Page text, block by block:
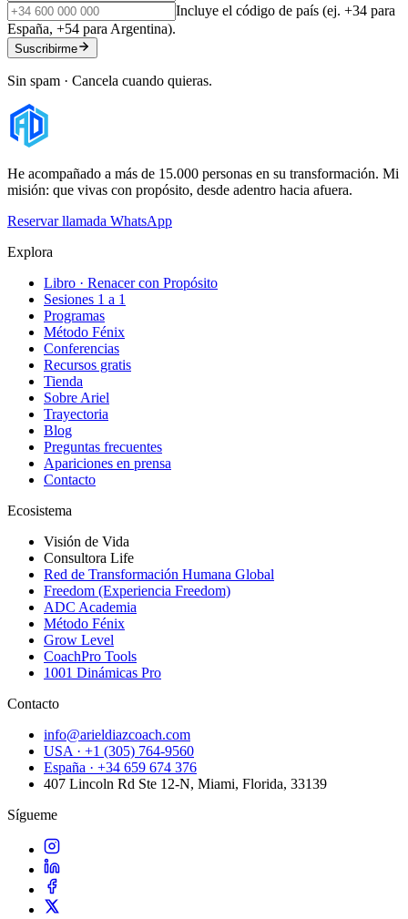
Incluye el código de país (ej. +34 para
España, +54 para Argentina).
Suscribirme
Sin spam · Cancela cuando quieras.
He acompañado a más de 15.000 personas en su transformación. Mi
misión: que vivas con propósito, desde adentro hacia afuera.
Reservar llamada WhatsApp
Explora
Libro · Renacer con Propósito
Sesiones 1 a 1
Programas
Método Fénix
Conferencias
Recursos gratis
Tienda
Sobre Ariel
Trayectoria
Blog
Preguntas frecuentes
Apariciones en prensa
Contacto
Ecosistema
Visión de Vida
Consultora Life
Red de Transformación Humana Global
Freedom (Experiencia Freedom)
ADC Academia
Método Fénix
Grow Level
CoachPro Tools
1001 Dinámicas Pro
Contacto
info@arieldiazcoach.com
USA · +1 (305) 764-9560
España · +34 659 674 376
407 Lincoln Rd Ste 12-N, Miami, Florida, 33139
Sígueme